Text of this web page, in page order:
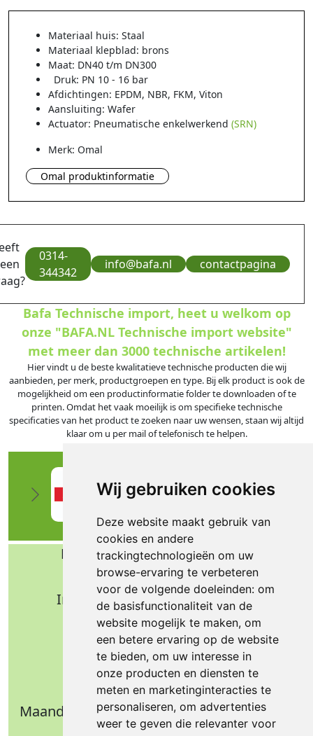
Wij gebruiken cookies
Deze website maakt gebruik van
cookies en andere
trackingtechnologieën om uw
browse-ervaring te verbeteren
voor de volgende doeleinden: om
de basisfunctionaliteit van de
website mogelijk te maken, om
een betere ervaring op de website
te bieden, om uw interesse in
onze producten en diensten te
meten en marketinginteracties te
personaliseren, om advertenties
weer te geven die relevanter voor
Materiaal huis: Staal
Materiaal klepblad: brons
Maat: DN40 t/m DN300
Druk: PN 10 - 16 bar
Afdichtingen: EPDM, NBR, FKM, Viton
Aansluiting: Wafer
Actuator: Pneumatische enkelwerkend (SRN)
Merk: Omal
Omal produktinformatie
0314-
344342
info@bafa.nl contactpagina
Bafa Technische import, heet u welkom op
onze "BAFA.NL Technische import website"
met meer dan 3000 technische artikelen!
Hier vindt u de beste kwalitatieve technische producten die wij
aanbieden, per merk, productgroepen en type. Bij elk product is ook de
mogelijkheid om een productinformatie folder te downloaden of te
printen. Omdat het vaak moeilijk is om specifieke technische
specificaties van het product te zoeken naar uw wensen, staan wij altijd
klaar om u per mail of telefonisch te helpen.
Bafa b.v. Technische import
Nijverheidsweg 11
Industrieterrein Verheulsweide
7005 AS Doetinchem
Tel.: +31 (0)314 344 342
Email: info@bafa.nl
Openingstijden
Maandag t/m donderdag: 09.00 - 16.30 uur
Vrijdag: 09.00 - 14.30 uur